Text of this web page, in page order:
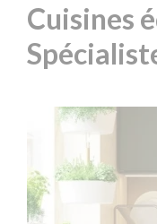
Cuisines